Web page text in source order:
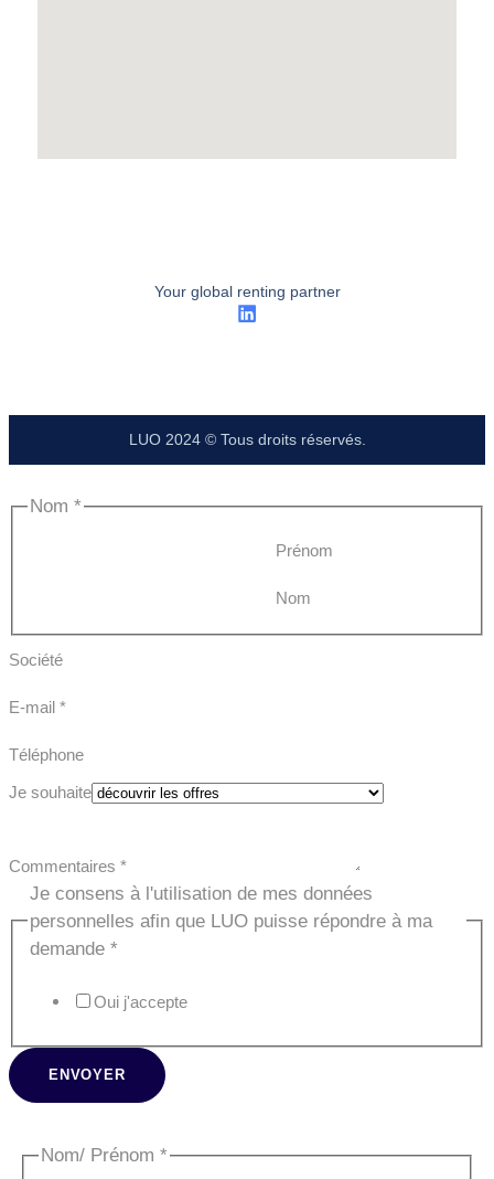
Your global renting partner
LUO 2024 © Tous droits réservés.
Nom *
Prénom
Nom
Société
E-mail *
Téléphone
Je souhaite
Commentaires *
Je consens à l'utilisation de mes données
personnelles afin que LUO puisse répondre à ma
demande *
Oui j'accepte
ENVOYER
Nom/ Prénom *